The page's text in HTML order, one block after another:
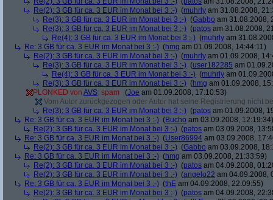
Re(2): 3 GB für ca. 3 EUR im Monat bei 3 :-) (muhrly am 31.08.2008,
Re(3): 3 GB für ca. 3 EUR im Monat bei 3 :-) (Gabbo am 31.08.2008,
Re(3): 3 GB für ca. 3 EUR im Monat bei 3 :-) (patos am 31.08.2008,
Re(4): 3 GB für ca. 3 EUR im Monat bei 3 :-) (muhrly am
Re: 3 GB für ca. 3 EUR im Monat bei 3 :-) (hmg am 01.09.2008, 14:44:11)
Re(2): 3 GB für ca. 3 EUR im Monat bei 3 :-) (muhrly am 01.09.2008,
Re(3): 3 GB für ca. 3 EUR im Monat bei 3 :-) (user182285 am
Re(4): 3 GB für ca. 3 EUR im Monat bei 3 :-) (muhrly am
Re(3): 3 GB für ca. 3 EUR im Monat bei 3 :-) (hmg am 01.09.2008,
PLONKED von AVS: spam (Joe am 01.09.2008, 17:10:53)
Vom Autor zurückgezogen oder Autor hat seine Registrierung nicht
Re(3): 3 GB für ca. 3 EUR im Monat bei 3 :-) (patos am 01.09.2008,
Re: 3 GB für ca. 3 EUR im Monat bei 3 :-) (Bucho am 03.09.2008, 12:19:34)
Re(2): 3 GB für ca. 3 EUR im Monat bei 3 :-) (patos am 03.09.2008,
Re: 3 GB für ca. 3 EUR im Monat bei 3 :-) (User86994 am 03.09.2008,
Re(2): 3 GB für ca. 3 EUR im Monat bei 3 :-) (Gabbo am 03.09.2008,
Re: 3 GB für ca. 3 EUR im Monat bei 3 :-) (hmg am 03.09.2008, 21:33:59)
Re(2): 3 GB für ca. 3 EUR im Monat bei 3 :-) (patos am 04.09.2008,
Re(2): 3 GB für ca. 3 EUR im Monat bei 3 :-) (angelo22 am 04.09.2008,
Re: 3 GB für ca. 3 EUR im Monat bei 3 :-) (thE am 04.09.2008, 22:09:55)
Re(2): 3 GB für ca. 3 EUR im Monat bei 3 :-) (patos am 04.09.2008,